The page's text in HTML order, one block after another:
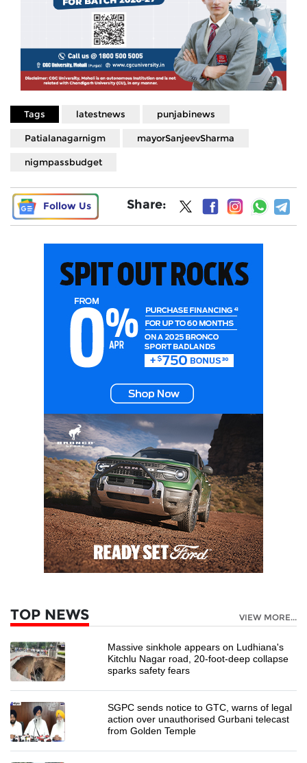
Tags latestnews punjabinews
Patialanagarnigm mayorSanjeevSharma
nigmpassbudget
Follow Us Share:
TOP NEWS VIEW MORE...
Massive sinkhole appears on Ludhiana's
Kitchlu Nagar road, 20-foot-deep collapse
sparks safety fears
SGPC sends notice to GTC, warns of legal
action over unauthorised Gurbani telecast
from Golden Temple